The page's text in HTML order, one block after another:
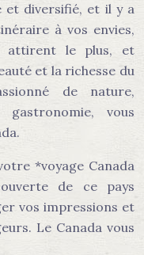
et diversifié, et il y a
à vos envies,
attirent le plus, et
et la richesse du
de nature,
vous
*voyage Canada
de ce pays
vos impressions et
Le Canada vous